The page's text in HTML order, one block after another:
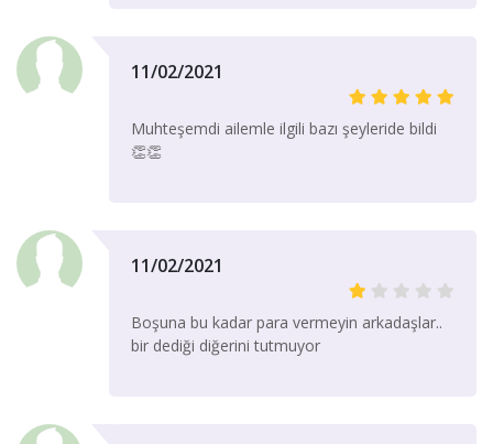
11/02/2021
Muhteşemdi ailemle ilgili bazı şeyleride bildi
👏👏
11/02/2021
Boşuna bu kadar para vermeyin arkadaşlar..
bir dediği diğerini tutmuyor